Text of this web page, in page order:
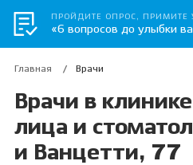
Главная Врачи
Врачи в
лица и
и Ванцетти, 77
ПРОЙДИТЕ ОПРОС, ПРИМИТЕ
«6 вопросов до улыбки